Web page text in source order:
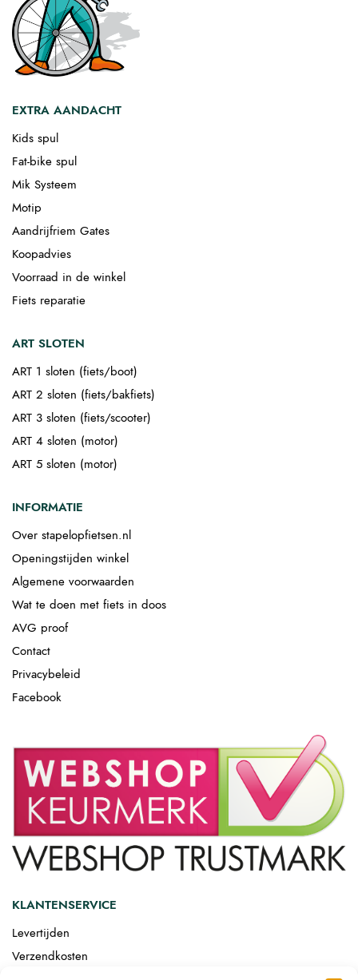
EXTRA AANDACHT
Kids spul
Fat-bike spul
Mik Systeem
Motip
Aandrijfriem Gates
Koopadvies
Voorraad in de winkel
Fiets reparatie
ART SLOTEN
ART 1 sloten (fiets/boot)
ART 2 sloten (fiets/bakfiets)
ART 3 sloten (fiets/scooter)
ART 4 sloten (motor)
ART 5 sloten (motor)
INFORMATIE
Over stapelopfietsen.nl
Openingstijden winkel
Algemene voorwaarden
Wat te doen met fiets in doos
AVG proof
Contact
Privacybeleid
Facebook
KLANTENSERVICE
Levertijden
Verzendkosten